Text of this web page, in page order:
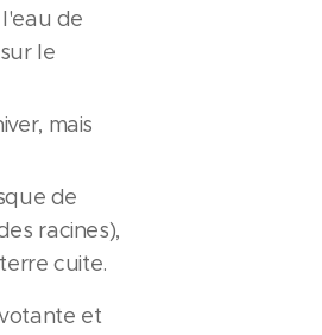
de
le
mais
de
racines),
cuite.
et